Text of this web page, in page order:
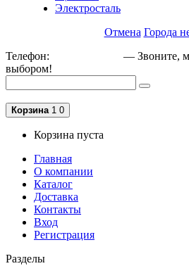
Электросталь
Отмена Города
Телефон:
— Звоните,
выбором!
Корзина 1 0
Корзина пуста
Главная
О компании
Каталог
Доставка
Контакты
Вход
Регистрация
Разделы